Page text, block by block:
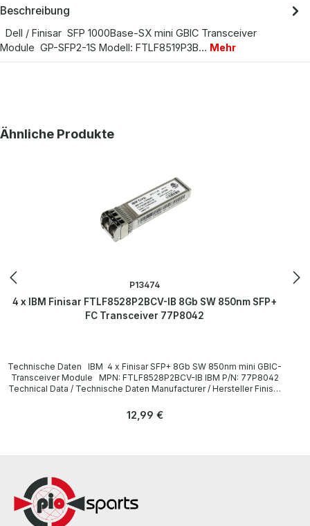
Beschreibung
Dell / Finisar SFP 1000Base-SX mini GBIC Transceiver
Module GP-SFP2-1S Modell: FTLF8519P3B… Mehr
Produktgalerie überspringen
Ähnliche Produkte
P13474
4 x IBM Finisar FTLF8528P2BCV-IB 8Gb SW 850nm SFP+
FC Transceiver 77P8042
Technische Daten IBM 4 x Finisar SFP+ 8Gb SW 850nm mini GBIC-
Transceiver Module MPN: FTLF8528P2BCV-IB IBM P/N: 77P8042
Technical Data / Technische Daten Manufacturer / Hersteller Finisar
SW FC- Multi-Mode x 2 Data Transfer Rate /
LieferumfangDelivery / Lieferumfang 4 x IBM 77P8042 8Gb SFP+
pages of the manufacturer. Weitere Informationen und Details
finden Sie auf den Seiten des Herstellers. All parts are used but
100% OK!!! Alle Teile sind gebraucht aber 100 % in Ordnung!!!
Regulärer Preis:
12,99 €